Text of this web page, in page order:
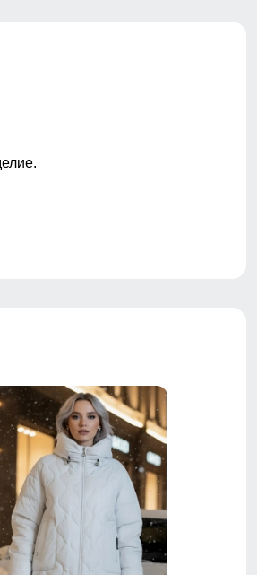
система утяжки на кнопках